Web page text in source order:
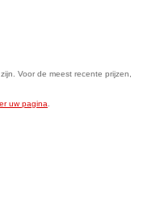
Voor de meest recente prijzen,
uw pagina